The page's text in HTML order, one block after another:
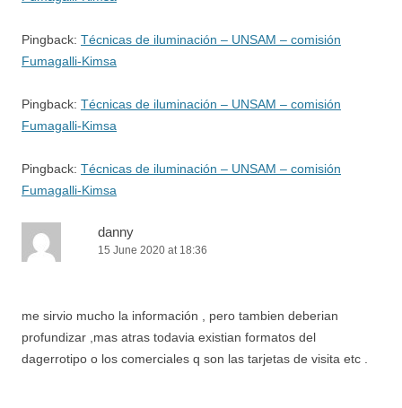
Pingback: Técnicas de iluminación – UNSAM – comisión
Fumagalli-Kimsa
Pingback: Técnicas de iluminación – UNSAM – comisión
Fumagalli-Kimsa
Pingback: Técnicas de iluminación – UNSAM – comisión
Fumagalli-Kimsa
danny
15 June 2020 at 18:36
me sirvio mucho la información , pero tambien deberian
profundizar ,mas atras todavia existian formatos del
dagerrotipo o los comerciales q son las tarjetas de visita etc .